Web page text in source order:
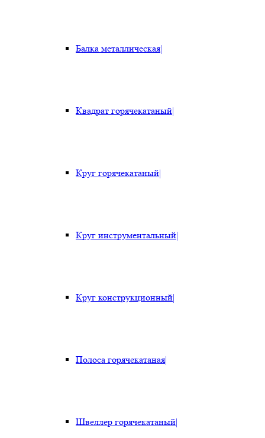
Балка металлическая|
Квадрат горячекатаный|
Круг горячекатаный|
Круг инструментальный|
Круг конструкционный|
Полоса горячекатаная|
Швеллер горячекатаный|